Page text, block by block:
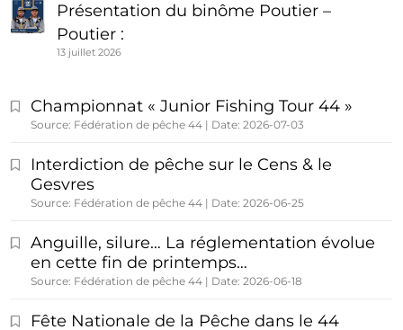
Présentation du binôme Poutier –
Poutier :
13 juillet 2026
Championnat « Junior Fishing Tour 44 »
Source: Fédération de pêche 44 Date: 2026-07-03
Interdiction de pêche sur le Cens & le
Gesvres
Source: Fédération de pêche 44 Date: 2026-06-25
Anguille, silure… La réglementation évolue
en cette fin de printemps…
Source: Fédération de pêche 44 Date: 2026-06-18
Fête Nationale de la Pêche dans le 44